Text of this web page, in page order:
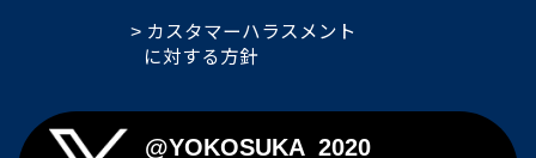
カスタマーハラスメント
に対する方針
@YOKOSUKA_2020